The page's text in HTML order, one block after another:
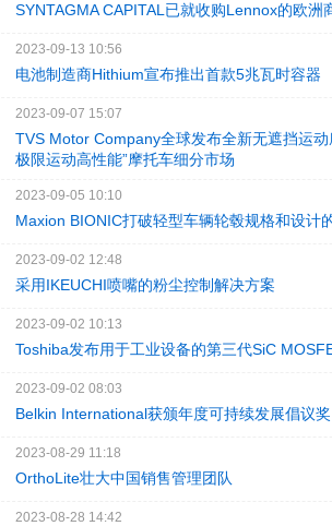
SYNTAGMA CAPITAL已就收购Lennox的欧洲
2023-09-13 10:56
电池制造商Hithium宣布推出首款5兆瓦时容器
2023-09-07 15:07
TVS Motor Company全球发布全新无遮挡运
极限运动高性能”摩托车细分市场
2023-09-05 10:10
Maxion BIONIC打破轻型车辆轮毂规格和设计
2023-09-02 12:48
采用IKEUCHI喷嘴的粉尘控制解决方案
2023-09-02 10:13
Toshiba发布用于工业设备的第三代SiC
2023-09-02 08:03
Belkin International获颁年度可持续发展倡议奖
2023-08-29 11:18
OrthoLite壮大中国销售管理团队
2023-08-28 14:42